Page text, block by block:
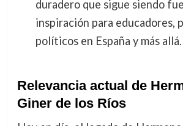
duradero que sigue siendo
inspiración para educadores,
políticos en España y más allá.
Relevancia actual de
Giner de los Ríos